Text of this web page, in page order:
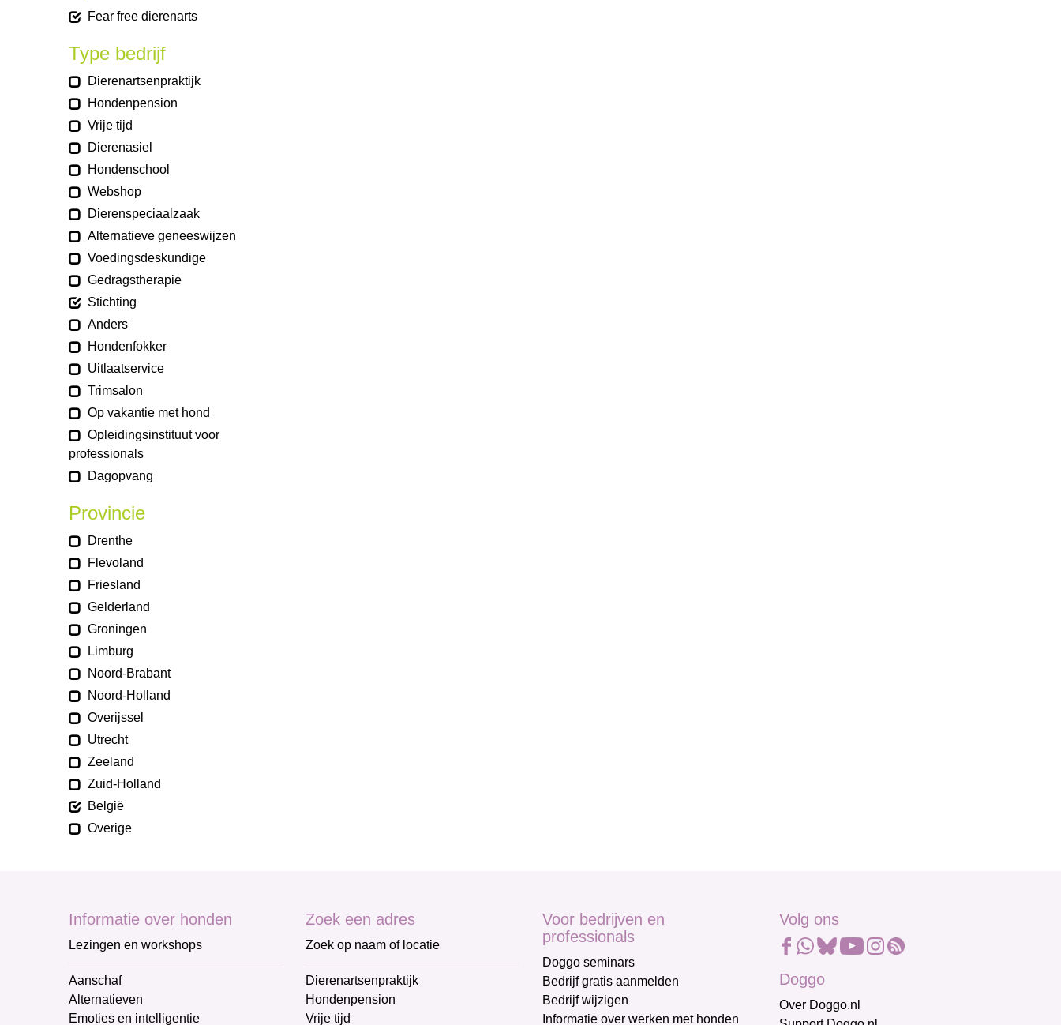
Fear free dierenarts
Type bedrijf
Dierenartsenpraktijk
Hondenpension
Vrije tijd
Dierenasiel
Hondenschool
Webshop
Dierenspeciaalzaak
Alternatieve geneeswijzen
Voedingsdeskundige
Gedragstherapie
Stichting
Anders
Hondenfokker
Uitlaatservice
Trimsalon
Op vakantie met hond
Opleidingsinstituut voor
professionals
Dagopvang
Provincie
Drenthe
Flevoland
Friesland
Gelderland
Groningen
Limburg
Noord-Brabant
Noord-Holland
Overijssel
Utrecht
Zeeland
Zuid-Holland
België
Overige
Informatie over honden
Lezingen en workshops
Aanschaf
Alternatieven
Emoties en intelligentie
Zoek een adres
Zoek op naam of locatie
Dierenartsenpraktijk
Hondenpension
Vrije tijd
Voor bedrijven en
professionals
Doggo seminars
Bedrijf gratis aanmelden
Bedrijf wijzigen
Informatie over werken met honden
Volg ons
Doggo
Over Doggo.nl